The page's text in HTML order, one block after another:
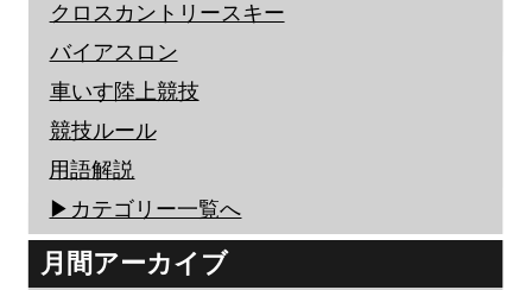
クロスカントリースキー
バイアスロン
車いす陸上競技
競技ルール
用語解説
▶︎カテゴリー一覧へ
月間アーカイブ